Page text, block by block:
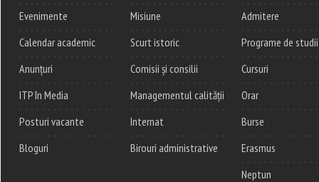
Evenimente
Calendar academic
Anunțuri
ITP în Media
Posturi vacante
Bloguri
Misiune
Scurt istoric
Comisii și consilii
Managementul calității
Internat
Birouri administrative
Admitere
Programe de studii
Cursuri
Orar
Burse
Erasmus
Neptun